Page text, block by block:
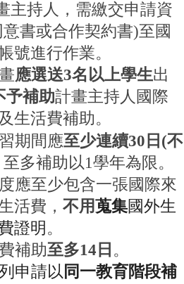
主持人，需繳交申請資
書或合作契約書)至國
號進行作業。
應選送3名以上學生出
予補助計畫主持人國際
生活費補助。
期間應至少連續30日(不
至多補助以1學年為限。
應至少包含一張國際來
活費 ， 不用蒐集國外生
證明 。
補助至多14日 。
申請以同一教育階段補